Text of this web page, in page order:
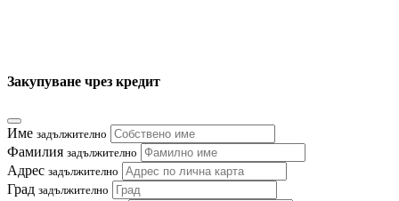
Закупуване чрез кредит
Име задължително
Фамилия задължително
Адрес задължително
Град задължително